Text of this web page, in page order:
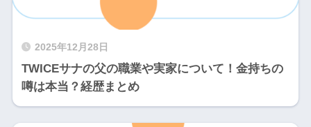
2025年12月28日
TWICEサナの父の職業や実家について！金持ちの
噂は本当？経歴まとめ